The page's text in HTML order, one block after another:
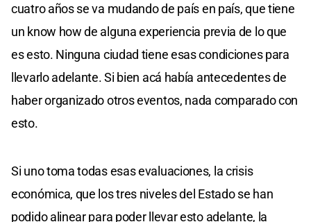
cuatro años se va mudando de país en país, que tiene
un know how de alguna experiencia previa de lo que
es esto. Ninguna ciudad tiene esas condiciones para
llevarlo adelante. Si bien acá había antecedentes de
haber organizado otros eventos, nada comparado con
esto.
Si uno toma todas esas evaluaciones, la crisis
económica, que los tres niveles del Estado se han
podido alinear para poder llevar esto adelante, la